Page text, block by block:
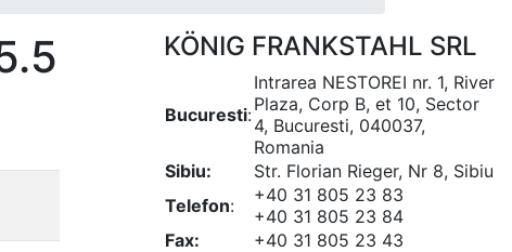
KÖNIG FRANKSTAHL SRL
Bucuresti:
Intrarea NESTOREI nr. 1, River
Plaza, Corp B, et 10, Sector
4, Bucuresti, 040037,
Romania
Sibiu:
Str. Florian Rieger, Nr 8, Sibiu
Telefon:
+40 31 805 23 83
+40 31 805 23 84
Fax:
+40 31 805 23 43